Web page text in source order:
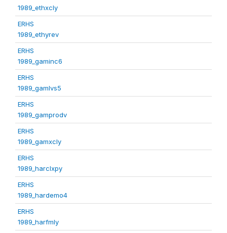
1989_ethxcly
ERHS
1989_ethyrev
ERHS
1989_gaminc6
ERHS
1989_gamlvs5
ERHS
1989_gamprodv
ERHS
1989_gamxcly
ERHS
1989_harclxpy
ERHS
1989_hardemo4
ERHS
1989_harfmly